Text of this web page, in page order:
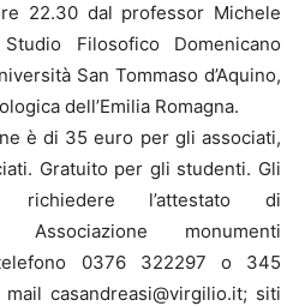
22.30 dal professor Michele
Filosofico Domenicano
San Tommaso d’Aquino,
dell’Emilia Romagna.
è di 35 euro per gli associati,
Gratuito per gli studenti. Gli
richiedere l’attestato di
Associazione monumenti
0376 322297 o 345
casandreasi@virgilio.it; siti